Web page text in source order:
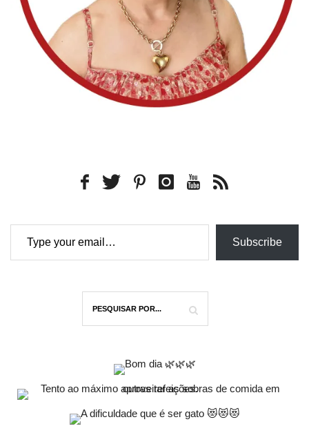
Type your email…
Subscribe